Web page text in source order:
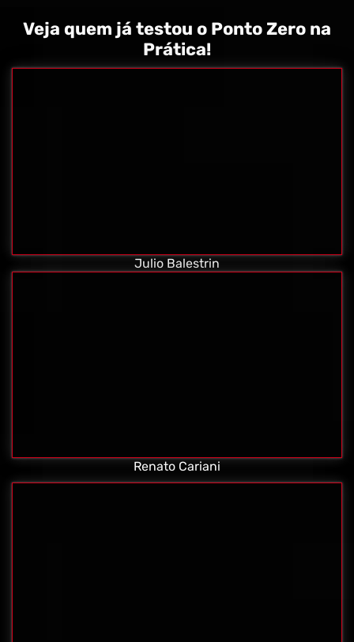
Veja quem já testou o Ponto Zero na
Prática!
Julio Balestrin
Renato Cariani